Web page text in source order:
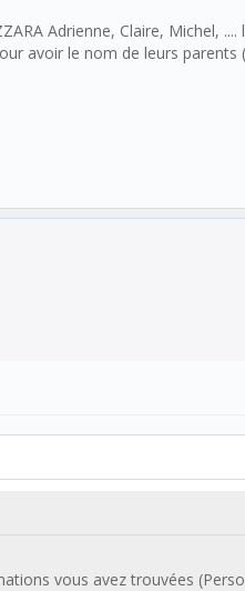
Adrienne, Claire, Michel,
avoir le nom de leurs
vous avez trouvées